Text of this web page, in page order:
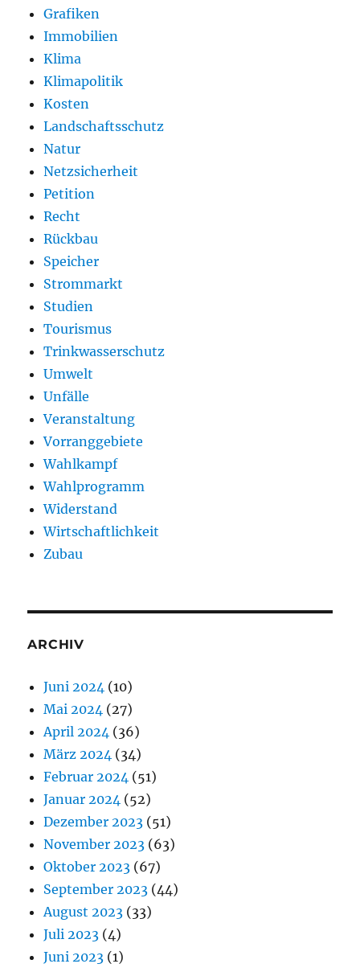
Grafiken
Immobilien
Klima
Klimapolitik
Kosten
Landschaftsschutz
Natur
Netzsicherheit
Petition
Recht
Rückbau
Speicher
Strommarkt
Studien
Tourismus
Trinkwasserschutz
Umwelt
Unfälle
Veranstaltung
Vorranggebiete
Wahlkampf
Wahlprogramm
Widerstand
Wirtschaftlichkeit
Zubau
ARCHIV
Juni 2024 (10)
Mai 2024 (27)
April 2024 (36)
März 2024 (34)
Februar 2024 (51)
Januar 2024 (52)
Dezember 2023 (51)
November 2023 (63)
Oktober 2023 (67)
September 2023 (44)
August 2023 (33)
Juli 2023 (4)
Juni 2023 (1)